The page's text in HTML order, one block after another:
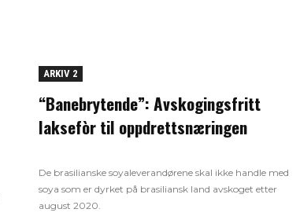
ARKIV 2
“Banebrytende”: Avskogingsfritt
laksefòr til oppdrettsnæringen
De brasilianske soyaleverandørene skal ikke handle med
soya som er dyrket på brasiliansk land avskoget etter
august 2020.